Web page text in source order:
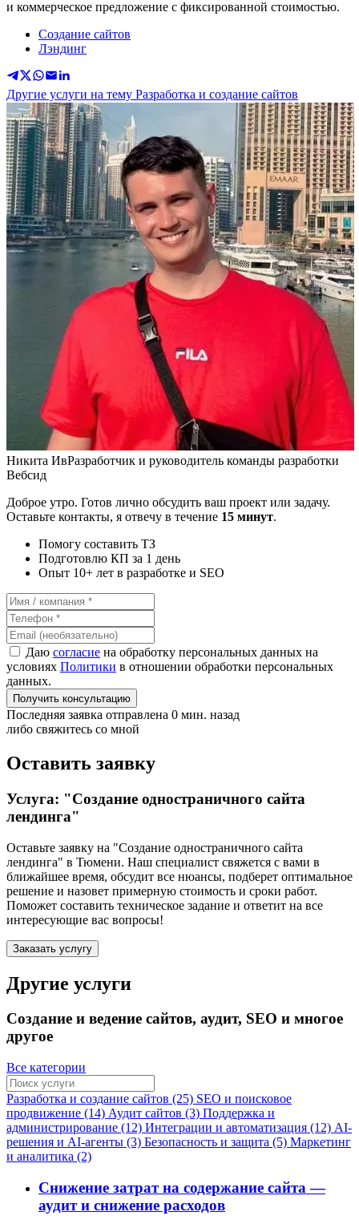
и коммерческое предложение с фиксированной стоимостью.
Создание сайтов
Лэндинг
Другие услуги на тему Разработка и создание сайтов
Никита ИвРазработчик и руководитель команды разработки
Вебсид
Доброе утро. Готов лично обсудить ваш проект или задачу.
Оставьте контакты, я отвечу в течение 15 минут.
Помогу составить ТЗ
Подготовлю КП за 1 день
Опыт 10+ лет в разработке и SEO
Даю согласие на обработку персональных данных на
условиях Политики в отношении обработки персональных
данных.
Получить консультацию
Последняя заявка отправлена 0 мин. назад
либо свяжитесь со мной
Оставить заявку
Услуга: "Создание одностраничного сайта
лендинга"
Оставьте заявку на "Создание одностраничного сайта
лендинга" в Тюмени. Наш специалист свяжется с вами в
ближайшее время, обсудит все нюансы, подберет оптимальное
решение и назовет примерную стоимость и сроки работ.
Поможет составить техническое задание и ответит на все
интересующие вас вопросы!
Заказать услугу
Другие услуги
Создание и ведение сайтов, аудит, SEO и многое
другое
Все категории
Разработка и создание сайтов (25) SEO и поисковое
продвижение (14) Аудит сайтов (3) Поддержка и
администрирование (12) Интеграции и автоматизация (12) AI-
решения и AI-агенты (3) Безопасность и защита (5) Маркетинг
и аналитика (2)
Снижение затрат на содержание сайта —
аудит и снижение расходов